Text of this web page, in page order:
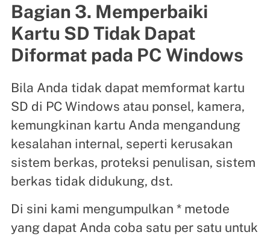
Bagian 3. Memperbaiki
Kartu SD Tidak Dapat
Diformat pada PC Windows
Bila Anda tidak dapat memformat kartu
SD di PC Windows atau ponsel, kamera,
kemungkinan kartu Anda mengandung
kesalahan internal, seperti kerusakan
sistem berkas, proteksi penulisan, sistem
berkas tidak didukung, dst.
Di sini kami mengumpulkan * metode
yang dapat Anda coba satu per satu untuk